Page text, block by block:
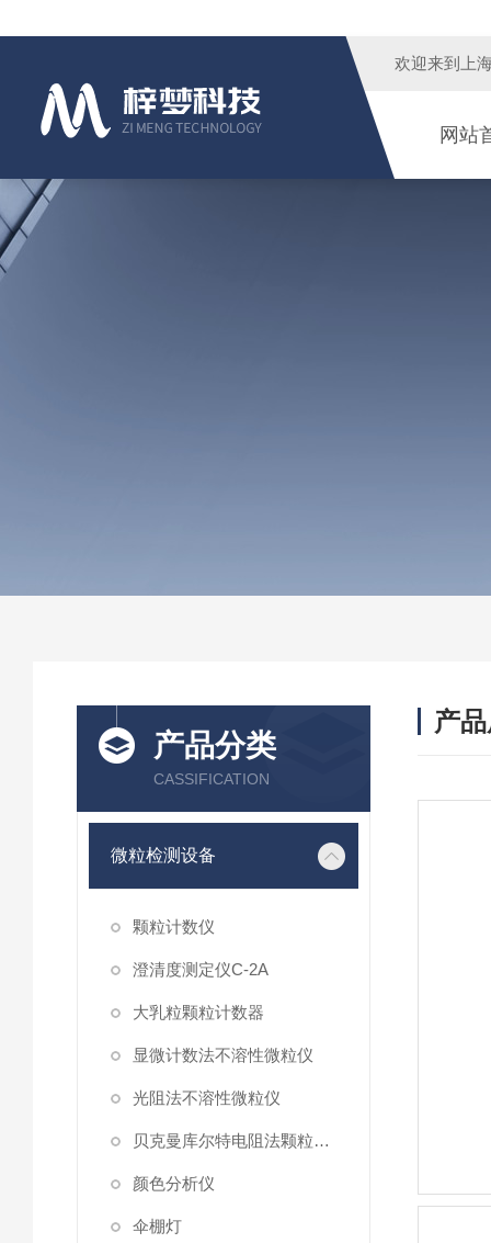
欢迎来到 上
网站
产品分类
CASSIFICATION
微粒检测设备
颗粒计数仪
澄清度测定仪C-2A
大乳粒颗粒计数器
显微计数法不溶性微粒仪
光阻法不溶性微粒仪
贝克曼库尔特电阻法颗粒计数器
颜色分析仪
伞棚灯
产